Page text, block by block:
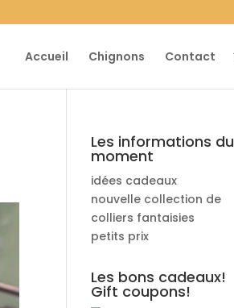
Accueil Chignons Contact
Les informations du
moment
idées cadeaux
nouvelle collection de
colliers fantaisies
petits prix
Les bons cadeaux!
Gift coupons!